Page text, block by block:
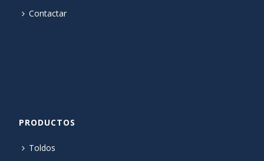
Contactar
PRODUCTOS
Toldos